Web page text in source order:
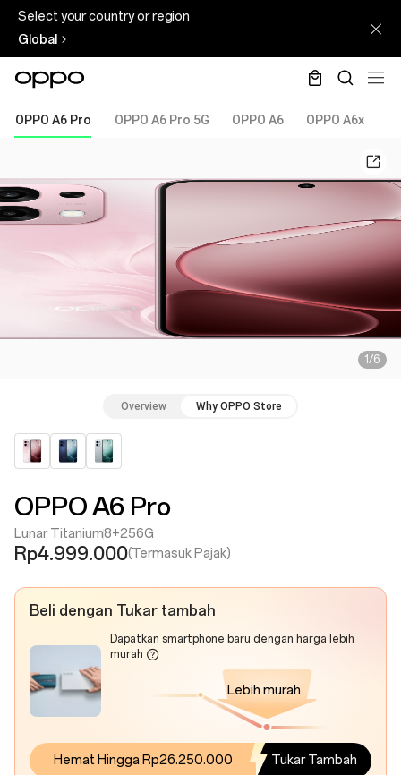
Select your country or region
Global
OPPO A6 Pro OPPO A6 Pro 5G OPPO A6 OPPO A6x
1/6
Overview Why OPPO Store
OPPO A6 Pro
Lunar Titanium8+256G
Rp4.999.000(Termasuk Pajak)
Beli dengan Tukar tambah
Dapatkan smartphone baru dengan harga lebih
murah
Lebih murah
Hemat Hingga Rp26.250.000 Tukar Tambah